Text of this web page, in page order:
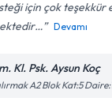
için çok teşekkür
Devamı
Kl. Psk. Aysun Koç
A2 Blok Kat:5